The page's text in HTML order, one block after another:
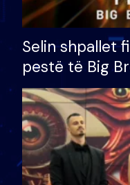
Selin shpallet
pestë të Big
çmimin e